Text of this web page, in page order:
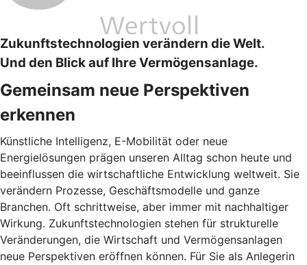
Zukunftstechnologien verändern die Welt.
Und den Blick auf Ihre Vermögensanlage.
Gemeinsam neue Perspektiven
erkennen
Künstliche Intelligenz, E-Mobilität oder neue
Energielösungen prägen unseren Alltag schon heute und
beeinflussen die wirtschaftliche Entwicklung weltweit. Sie
verändern Prozesse, Geschäftsmodelle und ganze
Branchen. Oft schrittweise, aber immer mit nachhaltiger
Wirkung. Zukunftstechnologien stehen für strukturelle
Veränderungen, die Wirtschaft und Vermögensanlagen
neue Perspektiven eröffnen können. Für Sie als Anlegerin